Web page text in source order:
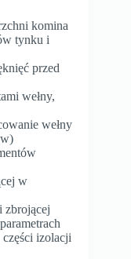
komina
tynku i
przed
wełny,
wełny
w
zbrojącej
części izolacji